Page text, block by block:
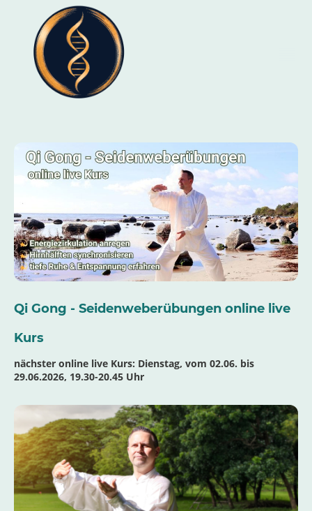
nächster online live Kurs: Dienstag, vom 02.06. bis
29.06.2026, 19.30-20.45 Uhr
Qi Gong - Seidenweberübungen online live
Kurs